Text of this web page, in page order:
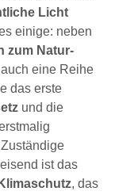
Licht
einige: neben
zum Natur-
eine Reihe
das erste
und die
ist das
, das